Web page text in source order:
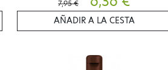
7,95 €
AÑADIR A LA CESTA